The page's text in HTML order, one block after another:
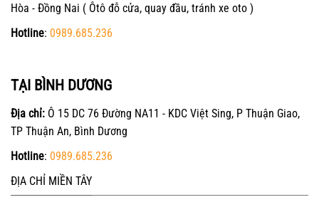
Hòa - Đồng Nai ( Ôtô đỗ cửa, quay đầu, tránh xe oto )
Hotline: 0989.685.236
TẠI BÌNH DƯƠNG
Địa chỉ: Ô 15 DC 76 Đường NA11 - KDC Việt Sing, P Thuận Giao,
TP Thuận An, Bình Dương
Hotline: 0989.685.236
ĐỊA CHỈ MIỀN TÂY